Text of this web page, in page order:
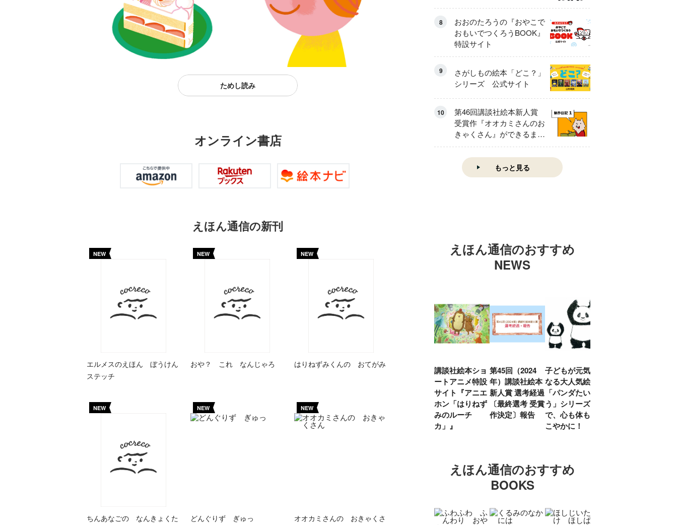
ためし読み
オンライン書店
えほん通信の新刊
NEW
エルメスのえほん ぼうけん
ステッチ
NEW
おや？ これ なんじゃろ
NEW
はりねずみくんの おてがみ
NEW
ちんあなごの なんきょくた
NEW
どんぐりず ぎゅっ
NEW
オオカミさんの おきゃくさ
8
おおのたろうの『おやこで
おもいでつくろうBOOK』
特設サイト
9
さがしもの絵本「どこ？」
シリーズ 公式サイト
10
第46回講談社絵本新人賞
受賞作『オオカミさんのお
きゃくさん』ができるまで
①
もっと見る
えほん通信のおすすめ
NEWS
講談社絵本ショ
ートアニメ特設
サイト『アニエ
ホン「はりねず
みのルーチ
カ」』
第45回（2024
年）講談社絵本
新人賞 選考経過
〔最終選考 受賞
作決定〕報告
子どもが元気に
なる大人気絵本
「パンダたいそ
う」シリーズ
で、心も体もす
こやかに！
えほん通信のおすすめ
BOOKS